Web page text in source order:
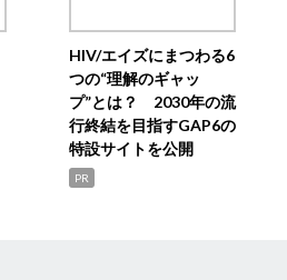
HIV/エイズにまつわる6
つの“理解のギャッ
プ”とは？ 2030年の流
行終結を目指すGAP6の
特設サイトを公開
PR